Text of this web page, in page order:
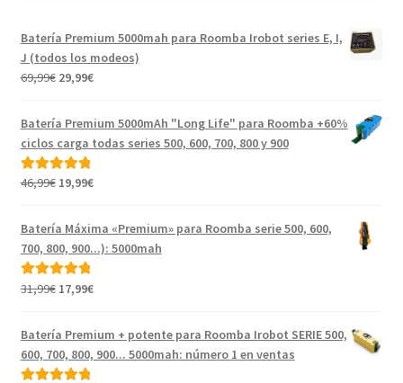
Batería Premium 5000mah para Roomba Irobot series E, I,
J (todos los modeos)
69,99€ El
original
69,99€.
29,99€El
actual
es:
Batería Premium 5000mAh "Long Life" para Roomba +60%
ciclos carga todas series 500, 600, 700, 800 y 900
Valorado con
46,99€ El
original
era:
46,99€.
19,99€El
actual
es:
Batería Máxima «Premium» para Roomba serie 500, 600,
700, 800, 900...): 5000mah
Valorado con
31,99€ El
original
era:
31,99€.
17,99€El
actual
es:
Batería Premium + potente para Roomba Irobot SERIE 500,
600, 700, 800, 900... 5000mah: número 1 en ventas